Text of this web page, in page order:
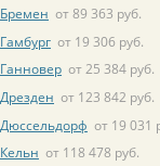
Бремен от 89 363 руб.
Гамбург от 19 306 руб.
Ганновер от 25 384 руб.
Дрезден от 123 842 руб.
Дюссельдорф от 19 031
Кельн от 118 478 руб.